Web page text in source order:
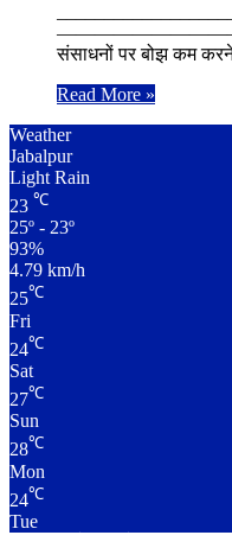
————————————–
संसाधनों पर बोझ कम
Read More »
Weather
Jabalpur
Light Rain
23 ℃
25º - 23º
93%
4.79 km/h
25℃
Fri
24℃
Sat
27℃
Sun
28℃
Mon
24℃
Tue